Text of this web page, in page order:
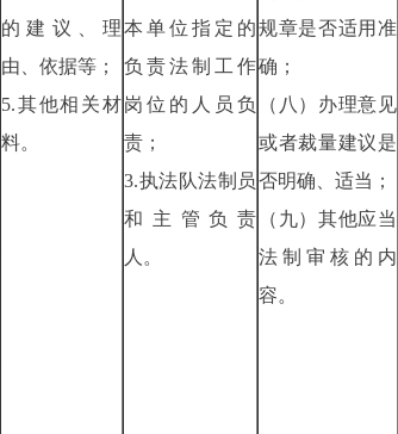
的建议、理
由、依据等；
5.其他相关材
料。
本单位指定的
负责法制工作
岗位的人员负
责；
3.执法队法制员
和主管负责
人。
规章是否适用准
确；
（八）办理意见
或者裁量建议是
否明确、适当；
（九）其他应当
法制审核的内
容。